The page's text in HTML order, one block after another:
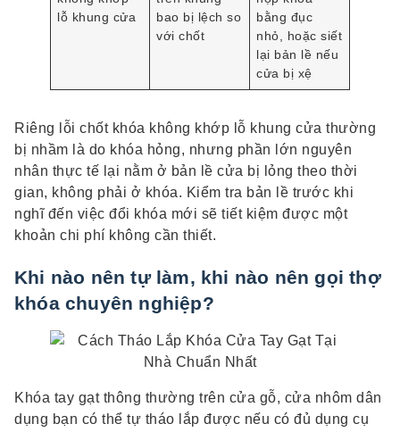
lỗ khung cửa
bao bị lệch so
với chốt
bằng đục
nhỏ, hoặc siết
lại bản lề nếu
cửa bị xệ
Riêng lỗi chốt khóa không khớp lỗ khung cửa thường
bị nhầm là do khóa hỏng, nhưng phần lớn nguyên
nhân thực tế lại nằm ở bản lề cửa bị lỏng theo thời
gian, không phải ở khóa. Kiểm tra bản lề trước khi
nghĩ đến việc đổi khóa mới sẽ tiết kiệm được một
khoản chi phí không cần thiết.
Khi nào nên tự làm, khi nào nên gọi thợ
khóa chuyên nghiệp?
Khóa tay gạt thông thường trên cửa gỗ, cửa nhôm dân
dụng bạn có thể tự tháo lắp được nếu có đủ dụng cụ